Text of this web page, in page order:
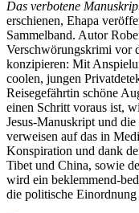
Das verbotene
erschienen, Ehapa
Sammelband. Autor
Verschwörungskrimi vor
konzipieren: Mit
coolen, jungen
Reisegefährtin schöne
einen Schritt voraus ist,
Jesus-Manuskript und
verweisen auf das in
Konspiration und dank
Tibet und China, sowie
wird ein beklemmend-
die politische